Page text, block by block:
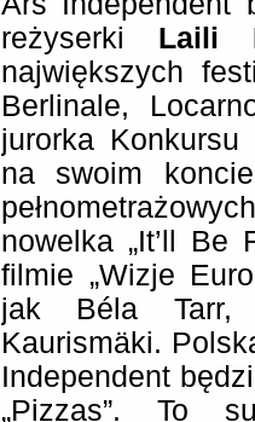
reżyserki Laili
największych
Berlinale,
jurorka Konkursu
na swoim
nowelka „It’ll Be
filmie „Wizje
jak Béla Tarr,
Kaurismäki.
Independent
„Pizzas”. To